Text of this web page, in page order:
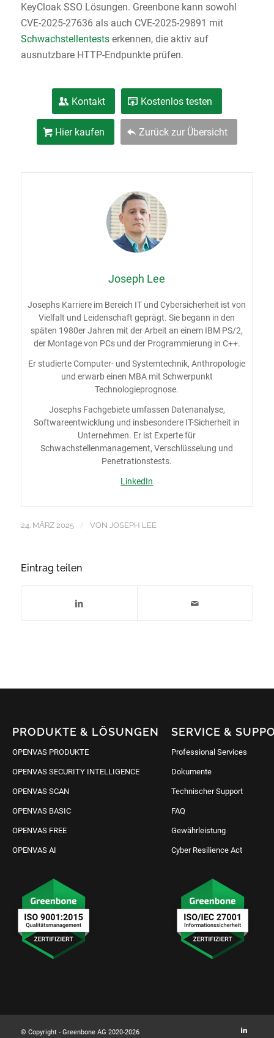
KeyCloak SSO Lösungen. Greenbone kann sowohl
CVE-2025-27636 als auch CVE-2025-29891 mit
Schwachstellentestserkennen, die aktiv auf
ausnutzbare HTTP-Endpunkte prüfen.
Kontakt Kostenlos testen
Hier kaufen Zurück zur Übersicht
Joseph Lee
Josephs Karriere im Bereich IT und Cybersicherheit ist von
Vielfalt und Leidenschaft geprägt. Sie begann in den
späten 1980er Jahren mit der Arbeit an einem IBM PS/2,
der Montage von PCs und der Programmierung in C++.
Er studierte Computer- und Systemtechnik, Anthropologie
und erwarb einen MBA mit Schwerpunkt
Technologieprognose.
Josephs Fachgebiete umfassen Datenanalyse,
Softwareentwicklung und insbesondere IT-Sicherheit in
Unternehmen. Er ist Experte für
Schwachstellenmanagement, Verschlüsselung und
Penetrationstests.
LinkedIn
24. MÄRZ 2025 / VON JOSEPH LEE
Eintrag teilen
PRODUKTE & LÖSUNGEN
OPENVAS PRODUKTE
OPENVAS SECURITY INTELLIGENCE
OPENVAS SCAN
OPENVAS BASIC
OPENVAS FREE
OPENVAS AI
SERVICE &
Professional Services
Dokumente
Technischer Support
FAQ
Gewährleistung
Cyber Resilience Act
© Copyright - Greenbone AG 2020-2026
Kontakt aufnehmen